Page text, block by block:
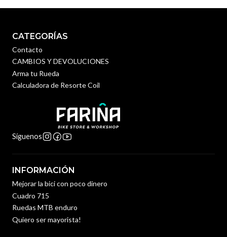
CATEGORÍAS
Contacto
CAMBIOS Y DEVOLUCIONES
Arma tu Rueda
Calculadora de Resorte Coil
Síguenos
INFORMACIÓN
Mejorar la bici con poco dinero
Cuadro 715
Ruedas MTB enduro
Quiero ser mayorista!